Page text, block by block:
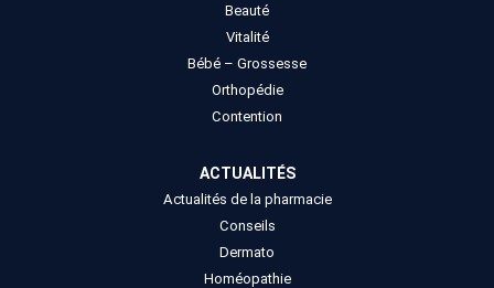
Beauté
Vitalité
Bébé – Grossesse
Orthopédie
Contention
ACTUALITÉS
Actualités de la pharmacie
Conseils
Dermato
Homéopathie